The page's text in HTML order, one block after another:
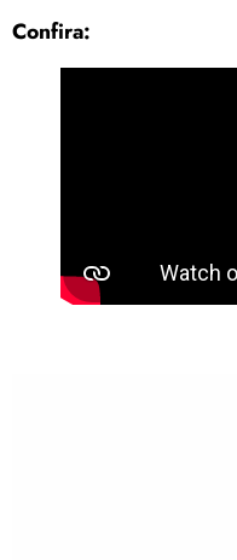
Confira: